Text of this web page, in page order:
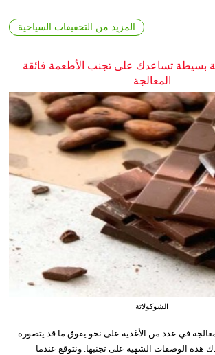
المزيد من التحقيقات السياحية
بسيطة تساعدك على تجنب الأطعمة فائقة
المعالجة
الشوكولاتة
في عدد من الأغذية على نحو يفوق ما قد يتصوره
الوصفات الشهية على تجنبها. ونتوقع عندما